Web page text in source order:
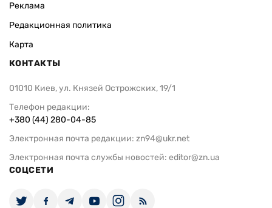
Реклама
Редакционная политика
Карта
КОНТАКТЫ
01010 Киев, ул. Князей Острожских, 19/1
Телефон редакции:
+380 (44) 280-04-85
Электронная почта редакции: zn94@ukr.net
Электронная почта службы новостей: editor@zn.ua
СОЦСЕТИ